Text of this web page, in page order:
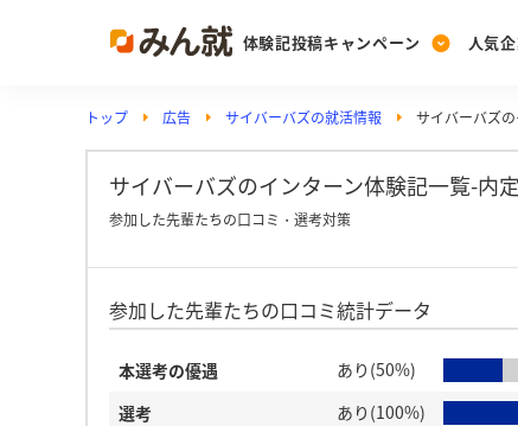
体験記投稿キャンペーン
Post
投稿する
人気
Ranking
ランキングを見る
Vote
投票する
PickUp
注目の企業特集
トップ 広告 サイバーバズの就活情報 サイバーバズ
サイバーバズのインターン体験記一覧-内
参加した先輩たちの口コミ・選考対策
参加した先輩たちの口コミ統計データ
本選考の優遇 あり(50%)
選考
あり(100%)